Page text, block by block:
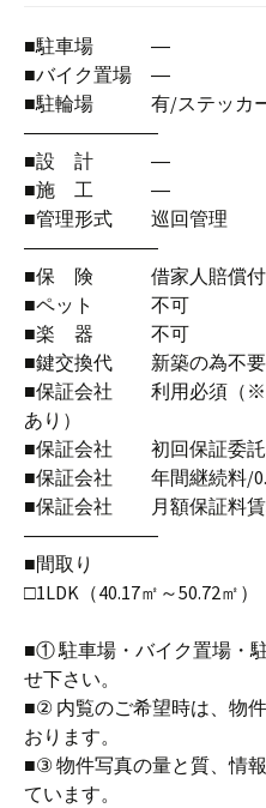
■駐車場 ―
■バイク置場 ―
■駐輪場 有/ステッカー
―――――――
■設 計 ―
■施 工 ―
■管理形式 巡回管理
―――――――
■保 険 借家人賠償付き
■ペット 不可
■楽 器 不可
■鍵交換代 新築の為不要
■保証会社 利用必須（※
あり）
■保証会社 初回保証委託
■保証会社 年間継続料/
■保証会社 月額保証料賃
―――――――
■間取り
□1LDK（40.17㎡～50.72㎡）
■① 駐車場・バイク置場・
せ下さい。
■② 内覧のご希望時は、物
おります。
■③ 物件写真の量と質、情
ています。